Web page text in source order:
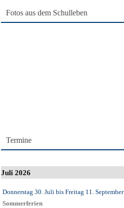
Fotos aus dem Schulleben
Termine
Juli 2026
Donnerstag 30. Julibis Freitag 11. September
Sommerferien